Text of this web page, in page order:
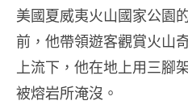
美國夏威夷火山國家公園
前，他帶領遊客觀賞火山
上流下，他在地上用三腳
被熔岩所淹沒。